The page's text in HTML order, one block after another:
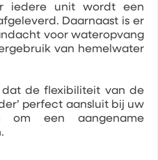
iedere unit wordt een
Daarnaast is er
voor wateropvang
van hemelwater
de flexibiliteit van de
perfect aansluit bij uw
om een aangename